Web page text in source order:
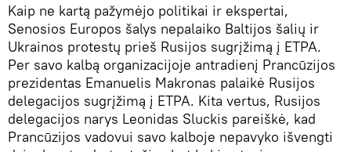
Kaip ne kartą pažymėjo politikai ir ekspertai,
Senosios Europos šalys nepalaiko Baltijos šalių ir
Ukrainos protestų prieš Rusijos sugrįžimą į ETPA.
Per savo kalbą organizacijoje antradienį Prancūzijos
prezidentas Emanuelis Makronas palaikė Rusijos
delegacijos sugrįžimą į ETPA. Kita vertus, Rusijos
delegacijos narys Leonidas Sluckis pareiškė, kad
Prancūzijos vadovui savo kalboje nepavyko išvengti